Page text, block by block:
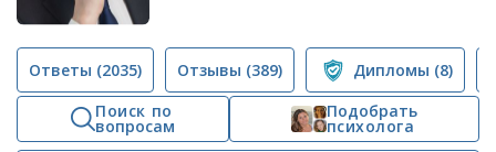
Поиск по
вопросам
Подобрать
психолога
Ответы (2035) Отзывы (389) Дипломы (8)